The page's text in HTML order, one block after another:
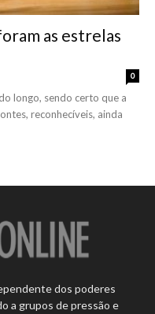
as estrelas
0
longo, sendo certo que a
reconhecíveis, ainda
dos poderes
a grupos de pressão e